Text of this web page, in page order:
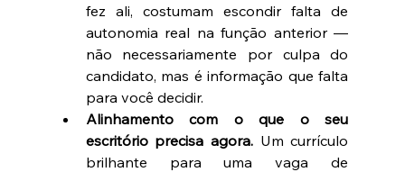
fez ali, costumam escondir falta de
autonomia real na função anterior —
não necessariamente por culpa do
candidato, mas é informação que falta
para você decidir.
Alinhamento com o que o seu
escritório precisa agora. Um currículo
brilhante para uma vaga de